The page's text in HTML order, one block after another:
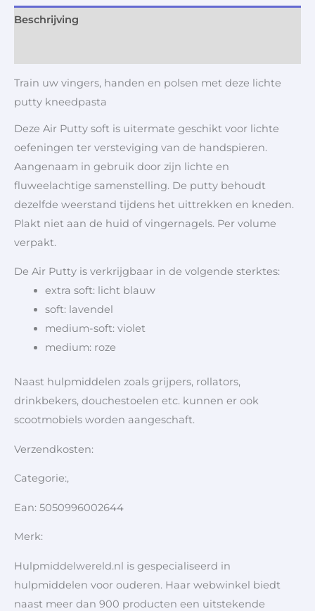
Beschrijving
Train uw vingers, handen en polsen met deze lichte
putty kneedpasta
Deze Air Putty soft is uitermate geschikt voor lichte
oefeningen ter versteviging van de handspieren.
Aangenaam in gebruik door zijn lichte en
fluweelachtige samenstelling. De putty behoudt
dezelfde weerstand tijdens het uittrekken en kneden.
Plakt niet aan de huid of vingernagels. Per volume
verpakt.
De Air Putty is verkrijgbaar in de volgende sterktes:
extra soft: licht blauw
soft: lavendel
medium-soft: violet
medium: roze
Naast hulpmiddelen zoals grijpers, rollators,
drinkbekers, douchestoelen etc. kunnen er ook
scootmobiels worden aangeschaft.
Verzendkosten:
Categorie:,
Ean: 5050996002644
Merk:
Hulpmiddelwereld.nl is gespecialiseerd in
hulpmiddelen voor ouderen. Haar webwinkel biedt
naast meer dan 900 producten een uitstekende